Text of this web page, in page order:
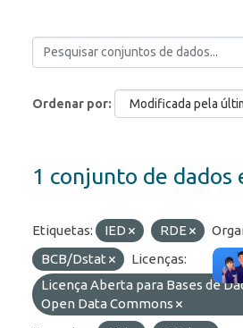
Ordenar por
1 conjunto de dados
Etiquetas: IED RDE
BCB/Dstat
Licenças:
Licença Aberta para Bases de
Open Data Commons